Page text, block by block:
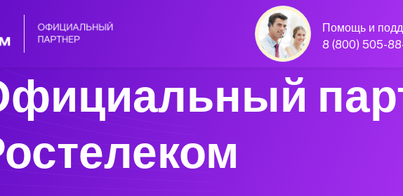
Помощь и
8 (800) 505-